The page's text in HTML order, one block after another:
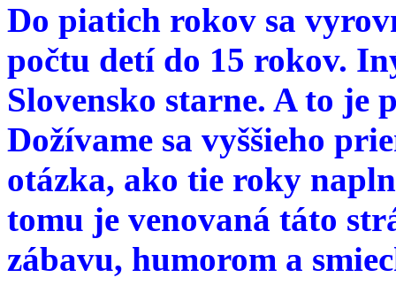
Do piatich rokov sa
počtu detí do 15 rokov.
Slovensko starne. A to je
Dožívame sa vyššieho
otázka, ako tie roky
tomu je venovaná táto
zábavu, humorom a